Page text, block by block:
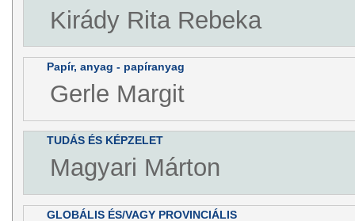
Kirády Rita Rebeka
Papír, anyag - papíranyag
Gerle Margit
TUDÁS ÉS KÉPZELET
Magyari Márton
GLOBÁLIS ÉS/VAGY PROVINCIÁLIS